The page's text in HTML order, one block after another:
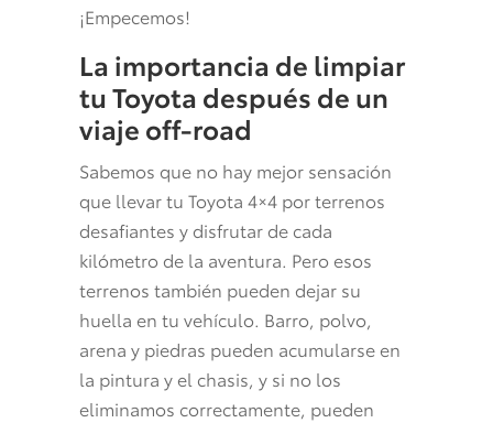
¡Empecemos!
La importancia de limpiar
tu Toyota después de un
viaje off-road
Sabemos que no hay mejor sensación
que llevar tu Toyota 4×4 por terrenos
desafiantes y disfrutar de cada
kilómetro de la aventura. Pero esos
terrenos también pueden dejar su
huella en tu vehículo. Barro, polvo,
arena y piedras pueden acumularse en
la pintura y el chasis, y si no los
eliminamos correctamente, pueden